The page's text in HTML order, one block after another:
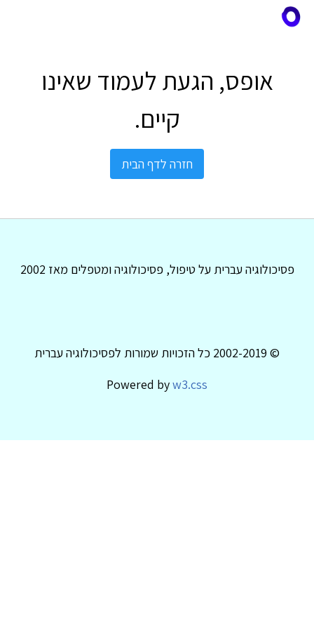
אופס, הגעת לעמוד שאינו
קיים.
חזרה לדף הבית
פסיכולוגיה עברית על טיפול, פסיכולוגיה ומטפלים מאז 2002
© 2002-2019 כל הזכויות שמורות לפסיכולוגיה עברית
Powered byw3.css